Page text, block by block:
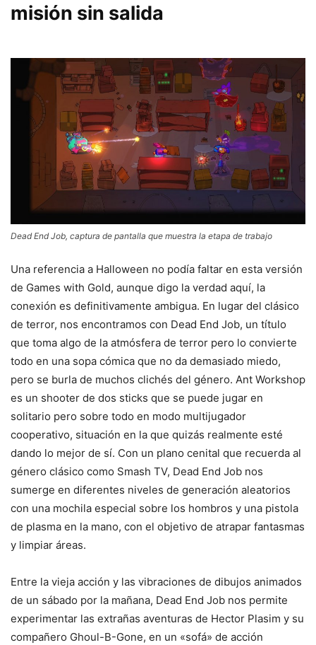
misión sin salida
Dead End Job, captura de pantalla que muestra la etapa de trabajo
Una referencia a Halloween no podía faltar en esta versión
de Games with Gold, aunque digo la verdad aquí, la
conexión es definitivamente ambigua. En lugar del clásico
de terror, nos encontramos con Dead End Job, un título
que toma algo de la atmósfera de terror pero lo convierte
todo en una sopa cómica que no da demasiado miedo,
pero se burla de muchos clichés del género. Ant Workshop
es un shooter de dos sticks que se puede jugar en
solitario pero sobre todo en modo multijugador
cooperativo, situación en la que quizás realmente esté
dando lo mejor de sí. Con un plano cenital que recuerda al
género clásico como Smash TV, Dead End Job nos
sumerge en diferentes niveles de generación aleatorios
con una mochila especial sobre los hombros y una pistola
de plasma en la mano, con el objetivo de atrapar fantasmas
y limpiar áreas.
Entre la vieja acción y las vibraciones de dibujos animados
de un sábado por la mañana, Dead End Job nos permite
experimentar las extrañas aventuras de Hector Plasim y su
compañero Ghoul-B-Gone, en un «sofá» de acción